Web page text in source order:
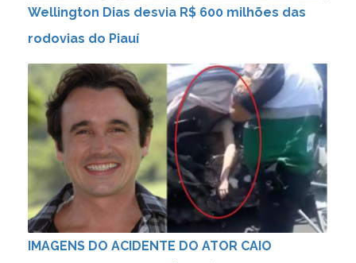
Wellington Dias desvia R$ 600 milhões das
rodovias do Piauí
IMAGENS DO ACIDENTE DO ATOR CAIO